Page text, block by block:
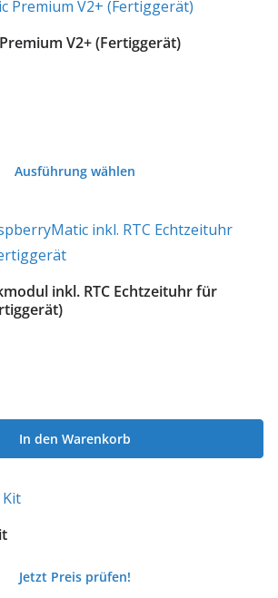
V2+ (Fertiggerät)
Ausführung wählen
inkl. RTC Echtzeituhr für
In den Warenkorb
Jetzt Preis prüfen!